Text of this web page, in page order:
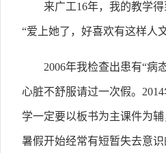
来广工16年，我的教学
“爱上她了，好喜欢有这样人
2006年我检查出患有“病
心脏不舒服请过一次假。
学一定要以板书为主课件为
暑假开始经常有短暂失去意